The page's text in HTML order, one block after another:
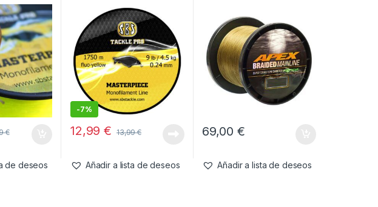
€
de deseos
-7%
12,99€ 13,99€
Añadir a lista de deseos
69,00 €
Añadir a lista de deseos